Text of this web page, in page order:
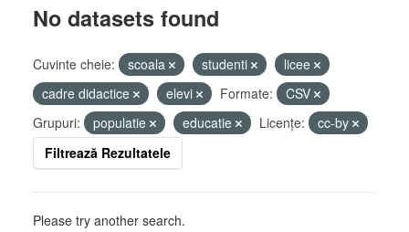
No datasets found
Cuvinte cheie: scoala studenti
licee
cadre didactice
elevi Formate:
CSV
Grupuri:
populatie educatie Licenţe:
cc-by
Filtrează Rezultatele
Please try another search.